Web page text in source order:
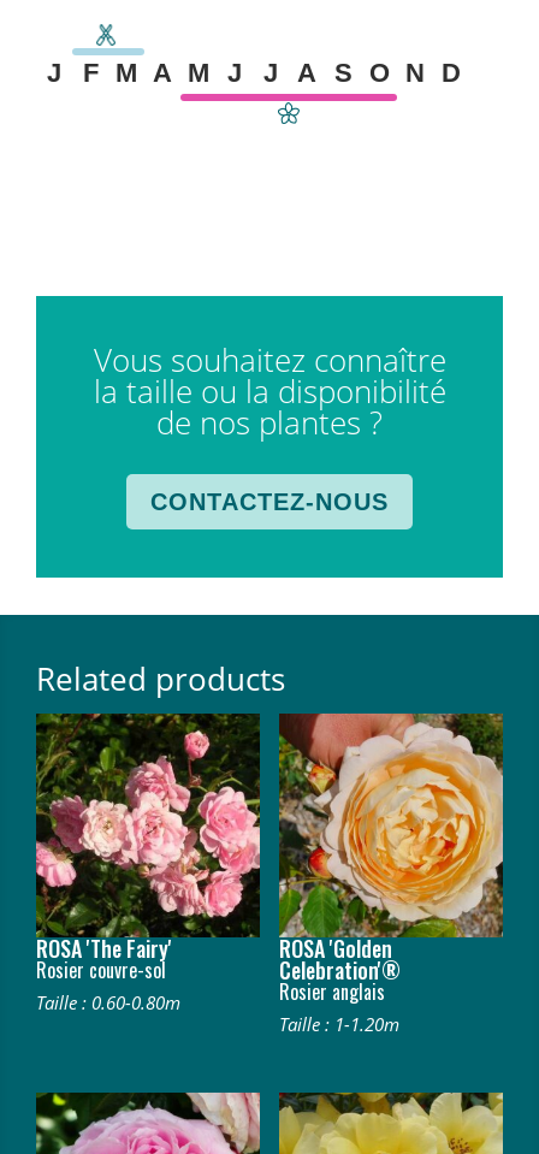
J F M A M J J A S O N D
Vous souhaitez connaître
la taille ou la disponibilité
de nos plantes ?
CONTACTEZ-NOUS
Related products
ROSA 'The Fairy'
Rosier couvre-sol
Taille : 0.60-0.80m
ROSA 'Golden
Celebration'®
Rosier anglais
Taille : 1-1.20m